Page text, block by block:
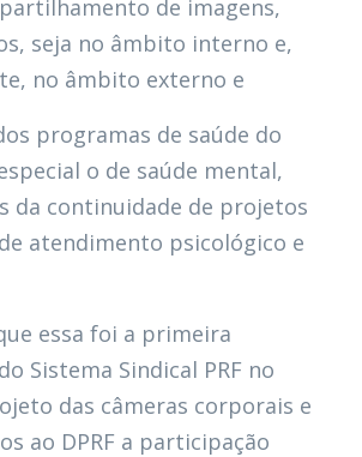
de imagens,
seja no âmbito interno e,
no âmbito externo e
programas de saúde do
o de saúde mental,
da continuidade de projetos
atendimento psicológico e
essa foi a primeira
Sistema Sindical PRF no
das câmeras corporais e
ao DPRF a participação